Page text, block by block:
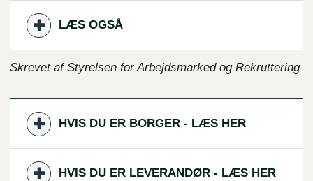
LÆS OGSÅ
Skrevet af Styrelsen for Arbejdsmarked og Rekruttering
HVIS DU ER BORGER - LÆS HER
HVIS DU ER LEVERANDØR - LÆS HER